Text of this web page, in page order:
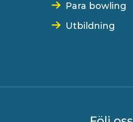
Para bowling
Utbildning